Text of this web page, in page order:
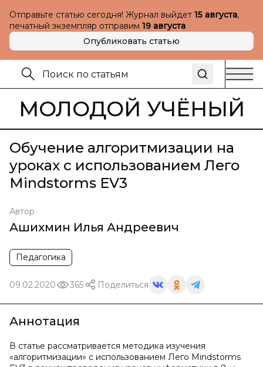
Отправьте статью сегодня! Журнал выйдет 15 августа,
печатный экземпляр отправим 19 августа
Опубликовать статью
МОЛОДОЙ УЧЁНЫЙ
Обучение алгоритмизации на
уроках с использованием Лего
Mindstorms EV3
Автор
Ашихмин Илья Андреевич
Педагогика
09.02.2020 365 Поделиться
Аннотация
В статье рассматривается методика изучения
«алгоритмизации» с использованием Лего Mindstorms